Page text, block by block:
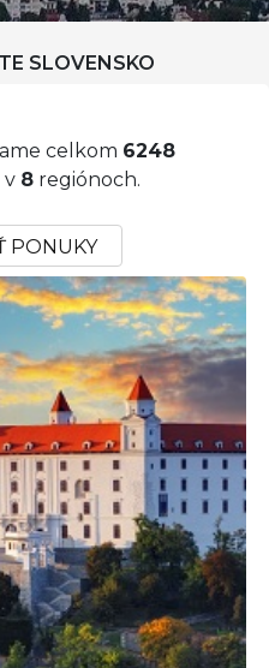
SLOVENSKO
celkom 6248
v 8 regiónoch.
PONUKY